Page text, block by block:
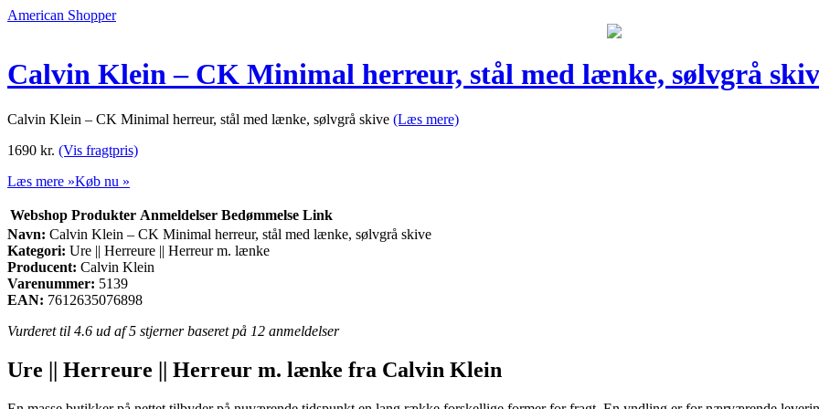
American Shopper
Calvin Klein – CK Minimal herreur, stål med lænke, sølvgrå
Calvin Klein – CK Minimal herreur, stål med lænke, sølvgrå skive (Læs mere)
1690 kr. (Vis fragtpris)
Læs mere »Køb nu »
Webshop Produkter Anmeldelser Bedømmelse Link
Navn: Calvin Klein – CK Minimal herreur, stål med lænke, sølvgrå skive
Kategori: Ure || Herreure || Herreur m. lænke
Producent: Calvin Klein
Varenummer: 5139
EAN: 7612635076898
Vurderet til 4.6 ud af 5 stjerner baseret på 12 anmeldelser
Ure || Herreure || Herreur m. lænke fra Calvin Klein